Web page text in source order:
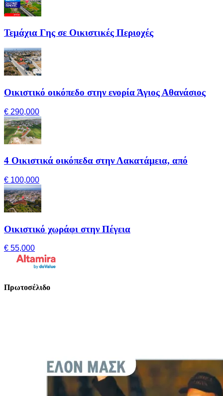
Τεμάχια Γης σε Οικιστικές Περιοχές
Οικιστικό οικόπεδο στην ενορία Άγιος Αθανάσιος
€ 290,000
4 Οικιστικά οικόπεδα στην Λακατάμεια, από
€ 100,000
Οικιστικό χωράφι στην Πέγεια
€ 55,000
Πρωτοσέλιδο